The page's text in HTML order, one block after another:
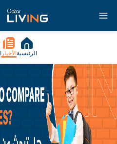
الرئيسية الأخبار